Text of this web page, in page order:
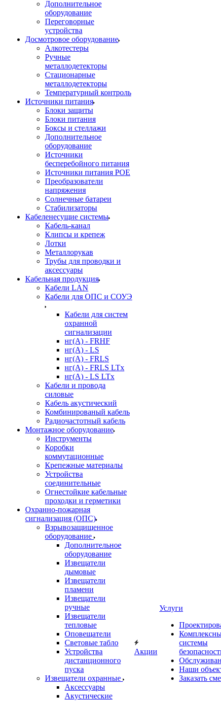
Дополнительное
оборудование
Переговорные
устройства
Досмотровое оборудование
Алкотестеры
Ручные
металлодетекторы
Стационарные
металлодетекторы
Температурный контроль
Источники питания
Блоки защиты
Блоки питания
Боксы и стеллажи
Дополнительное
оборудование
Источники
бесперебойного питания
Источники питания POE
Преобразователи
напряжения
Солнечные батареи
Стабилизаторы
Кабеленесущие системы
Кабель-канал
Клипсы и крепеж
Лотки
Металлорукав
Трубы для проводки и
аксессуары
Кабельная продукция
Кабели LAN
Кабели для ОПС и СОУЭ
Кабели для систем
охранной
сигнализации
нг(A) - FRHF
нг(A) - LS
нг(А) - FRLS
нг(А) - FRLS LTx
нг(А) - LS LTx
Кабели и провода
силовые
Кабель акустический
Комбинированый кабель
Радиочастотный кабель
Монтажное оборудование
Инструменты
Коробки
коммутационные
Крепежные материалы
Устройства
соединительные
Огнестойкие кабельные
проходки и герметики
Охранно-пожарная
сигнализация (ОПС)
Взрывозащищенное
оборудование
Дополнительное
оборудование
Извещатели
дымовые
Извещатели
пламени
Извещатели
ручные
Извещатели
тепловые
Оповещатели
Световые табло
Устройства
дистанционного
пуска
Извещатели охранные
Аксессуары
Акустические
Акции
Услуги
системы
Наши
Заказать